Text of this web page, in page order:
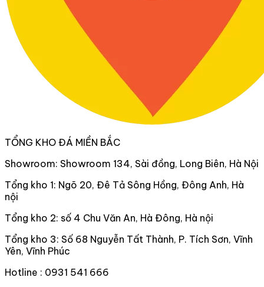
TỔNG KHO ĐÁ MIỀN BẮC
Showroom: Showroom 134, Sài đồng, Long Biên, Hà Nội
Tổng kho 1: Ngõ 20, Đê Tả Sông Hồng, Đông Anh, Hà
nội
Tổng kho 2: số 4 Chu Văn An, Hà Đông, Hà nội
Tổng kho 3: Số 68 Nguyễn Tất Thành, P. Tích Sơn, Vĩnh
Yên, Vĩnh Phúc
Hotline : 0931 541 666